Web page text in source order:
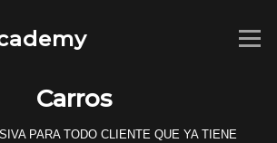
Menú
Carros
PARA TODO CLIENTE QUE YA TIENE